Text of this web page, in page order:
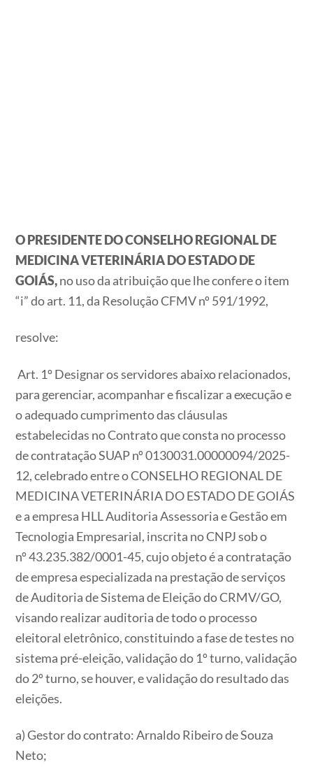
O PRESIDENTE DO CONSELHO REGIONAL DE
MEDICINA VETERINÁRIA DO ESTADO DE
GOIÁS,no uso da atribuição que lhe confere o item
“i” do art. 11, da Resolução CFMV nº 591/1992,
resolve:
Art. 1º Designar os servidores abaixo relacionados,
para gerenciar, acompanhar e fiscalizar a execução e
o adequado cumprimento das cláusulas
estabelecidas no Contrato que consta no processo
de contratação SUAP nº 0130031.00000094/2025-
12, celebrado entre o CONSELHO REGIONAL DE
MEDICINA VETERINÁRIA DO ESTADO DE GOIÁS
e a empresa HLL Auditoria Assessoria e Gestão em
Tecnologia Empresarial, inscrita no CNPJ sob o
nº 43.235.382/0001-45​​​​​​​​​​​​​​, cujo objeto é a contratação
de empresa especializada na prestação de serviços
de Auditoria de Sistema de Eleição do CRMV/GO,
visando realizar auditoria de todo o processo
eleitoral eletrônico, constituindo a fase de testes no
sistema pré-eleição, validação do 1º turno, validação
do 2º turno, se houver, e validação do resultado das
eleições.
a) Gestor do contrato: Arnaldo Ribeiro de Souza
Neto;